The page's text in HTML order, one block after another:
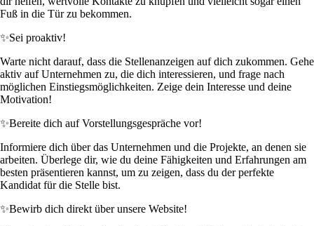
Fuß in die Tür zu bekommen.
✨Sei proaktiv!
Warte nicht darauf, dass die Stellenanzeigen auf dich zukommen. Gehe
aktiv auf Unternehmen zu, die dich interessieren, und frage nach
möglichen Einstiegsmöglichkeiten. Zeige dein Interesse und deine
Motivation!
✨Bereite dich auf Vorstellungsgespräche vor!
Informiere dich über das Unternehmen und die Projekte, an denen sie
arbeiten. Überlege dir, wie du deine Fähigkeiten und Erfahrungen am
besten präsentieren kannst, um zu zeigen, dass du der perfekte
Kandidat für die Stelle bist.
✨Bewirb dich direkt über unsere Website!